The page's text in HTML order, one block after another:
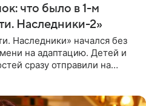
что было в 1-м
Наследники-2»
Наследники» начался без
на адаптацию. Детей и
сразу отправили на